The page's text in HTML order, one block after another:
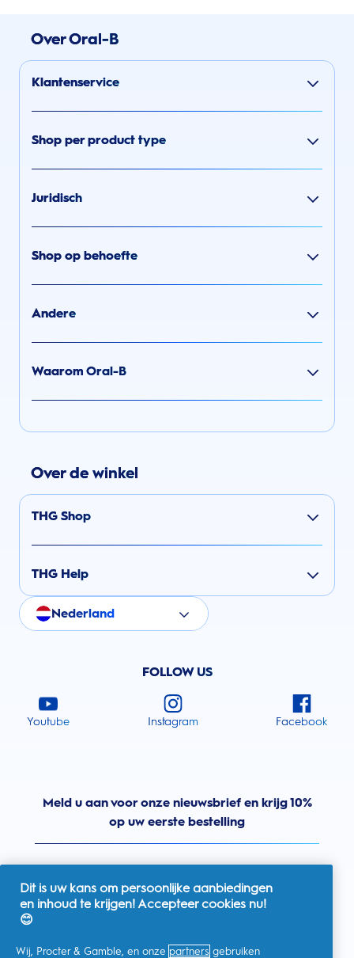
Over Oral-B
Klantenservice
Shop per product type
Juridisch
Shop op behoefte
Andere
Waarom Oral-B
Over de winkel
THG Shop
THG Help
Nederland
FOLLOW US
Youtube Instagram Facebook
Meld u aan voor onze nieuwsbrief en krijg 10%
op uw eerste bestelling
Dit is uw kans om persoonlijke aanbiedingen
en inhoud te krijgen! Accepteer cookies nu!
😊
Wij, Procter & Gamble, en onze partners gebruiken